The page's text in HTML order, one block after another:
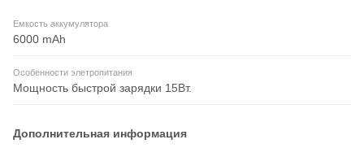
Емкость аккумулятора
6000 mAh
Особенности элетропитания
Мощность быстрой зарядки 15Вт.
Дополнительная информация